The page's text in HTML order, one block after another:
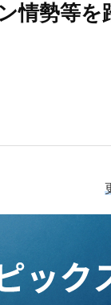
情勢等